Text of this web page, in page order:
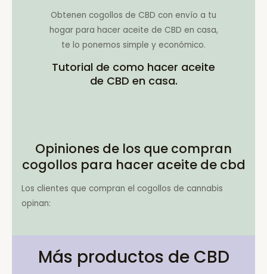
Obtenen cogollos de CBD con envío a tu
hogar para hacer aceite de CBD en casa,
te lo ponemos simple y económico.
Tutorial de como hacer aceite
de CBD en casa.
Opiniones de los que compran
cogollos para hacer aceite de cbd
Los clientes que compran el cogollos de cannabis
opinan:
Más productos de CBD